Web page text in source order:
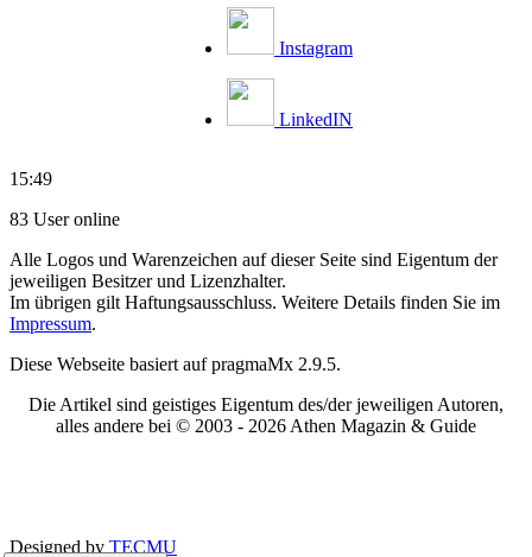
Instagram
LinkedIN
15:49
83 User online
Alle Logos und Warenzeichen auf dieser Seite sind Eigentum der
jeweiligen Besitzer und Lizenzhalter.
Im übrigen gilt Haftungsausschluss. Weitere Details finden Sie im
Impressum.
Diese Webseite basiert auf pragmaMx 2.9.5.
Die Artikel sind geistiges Eigentum des/der jeweiligen Autoren,
alles andere bei © 2003 - 2026 Athen Magazin & Guide
Designed by TECMU